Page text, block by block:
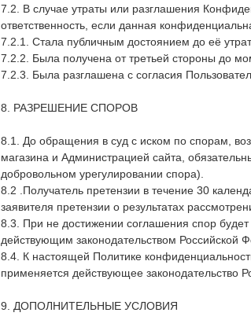
7.2. В случае утраты или разглашения
ответственность, если данная
7.2.1. Стала публичным достоянием до её
7.2.2. Была получена от третьей стороны до
7.2.3. Была разглашена с согласия
8. РАЗРЕШЕНИЕ СПОРОВ
8.1. До обращения в суд с иском по спорам,
магазина и Администрацией сайта,
добровольном урегулировании спора).
8.2 .Получатель претензии в течение 30
заявителя претензии о результатах
8.3. При не достижении соглашения спор
действующим законодательством Российской
8.4. К настоящей Политике
применяется действующее законодательство
9. ДОПОЛНИТЕЛЬНЫЕ УСЛОВИЯ